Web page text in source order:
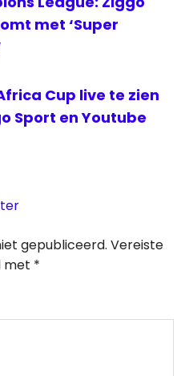
met ‘Super
Cup live te zien
Sport en Youtube
gepubliceerd. Vereiste
met *